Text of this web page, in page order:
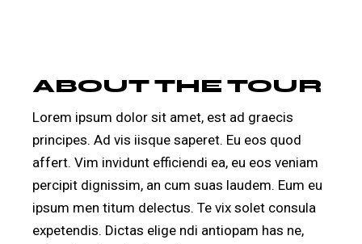
ABOUT THE TOUR
Lorem ipsum dolor sit amet, est ad graecis
principes. Ad vis iisque saperet. Eu eos quod
affert. Vim invidunt efficiendi ea, eu eos veniam
percipit dignissim, an cum suas laudem. Eum eu
ipsum men titum delectus. Te vix solet consula
expetendis. Dictas elige ndi antiopam has ne,